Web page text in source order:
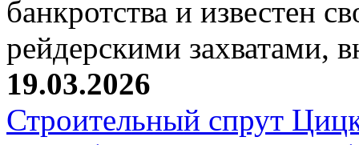
банкротства и известен
рейдерскими захватами,
19.03.2026
Строительный спрут